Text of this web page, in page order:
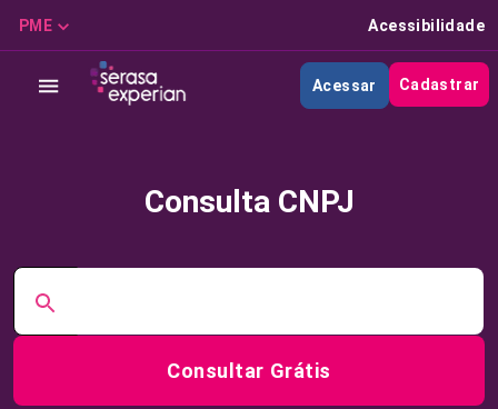
PME Acessibilidade
Acessar Cadastrar
Consulta CNPJ
Consultar Grátis